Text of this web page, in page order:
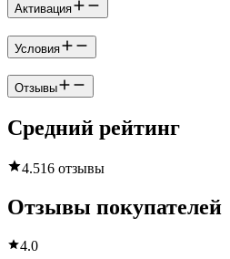
Активация
Условия
Отзывы
Средний рейтинг
4.516 отзывы
Отзывы покупателей
4.0